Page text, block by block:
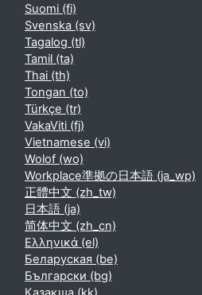
Suomi ‎(fi)‎
Svenska ‎(sv)‎
Tagalog ‎(tl)‎
Tamil ‎(ta)‎
Thai ‎(th)‎
Tongan ‎(to)‎
Türkçe ‎(tr)‎
VakaViti ‎(fj)‎
Vietnamese ‎(vi)‎
Wolof ‎(wo)‎
Workplace準拠の日本語 ‎(ja_wp)‎
正體中文 ‎(zh_tw)‎
日本語 ‎(ja)‎
简体中文 ‎(zh_cn)‎
Ελληνικά ‎(el)‎
Беларуская ‎(be)‎
Български ‎(bg)‎